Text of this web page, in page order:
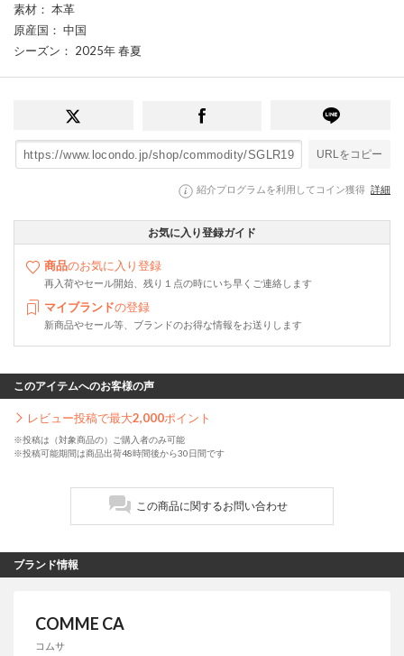
素材 ： 本革
原産国 ： 中国
シーズン ： 2025年 春夏
URLをコピー
紹介プログラムを利用してコイン獲得 詳細
お気に入り登録ガイド
商品のお気に入り登録
再入荷やセール開始、残り１点の時にいち早くご連絡します
マイブランドの登録
新商品やセール等、ブランドのお得な情報をお送りします
このアイテムへのお客様の声
レビュー投稿で最大2,000ポイント
※投稿は（対象商品の）ご購入者のみ可能
※投稿可能期間は商品出荷48時間後から30日間です
この商品に関するお問い合わせ
ブランド情報
COMME CA
コムサ